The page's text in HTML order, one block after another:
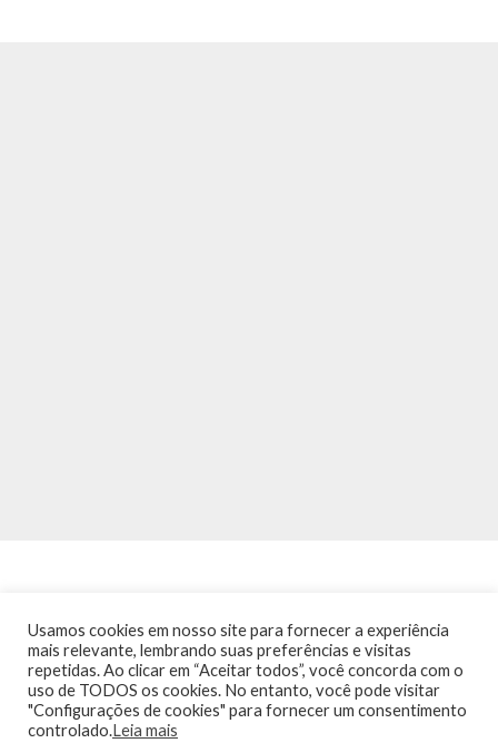
INÍCIO NOTÍCIAS AGENDA CONTATO
TRÂNSITO NA PONTE
TERMOS DE USO / POLÍTICA DE PRIVACIDADE
Usamos cookies em nosso site para fornecer a experiência
mais relevante, lembrando suas preferências e visitas
repetidas. Ao clicar em “Aceitar todos”, você concorda com o
uso de TODOS os cookies. No entanto, você pode visitar
"Configurações de cookies" para fornecer um consentimento
controlado.Leia mais